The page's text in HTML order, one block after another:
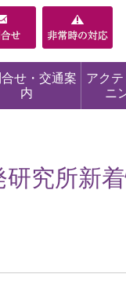
通・キャンパスマップ
サイトマップ
せ・交通案
内
アク
ニ
究所新